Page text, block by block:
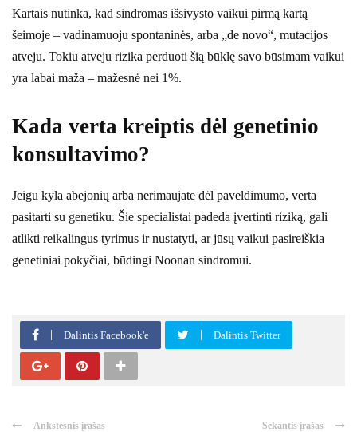
Kartais nutinka, kad sindromas išsivysto vaikui pirmą kartą
šeimoje – vadinamuoju spontaninės, arba „de novo“, mutacijos
atveju. Tokiu atveju rizika perduoti šią būklę savo būsimam vaikui
yra labai maža – mažesnė nei 1%.
Kada verta kreiptis dėl genetinio
konsultavimo?
Jeigu kyla abejonių arba nerimaujate dėl paveldimumo, verta
pasitarti su genetiku. Šie specialistai padeda įvertinti riziką, gali
atlikti reikalingus tyrimus ir nustatyti, ar jūsų vaikui pasireiškia
genetiniai pokyčiai, būdingi Noonan sindromui.
Dalintis Facebook'e Dalintis Twitter
Ankstesnis įrašas Sekantis įrašas